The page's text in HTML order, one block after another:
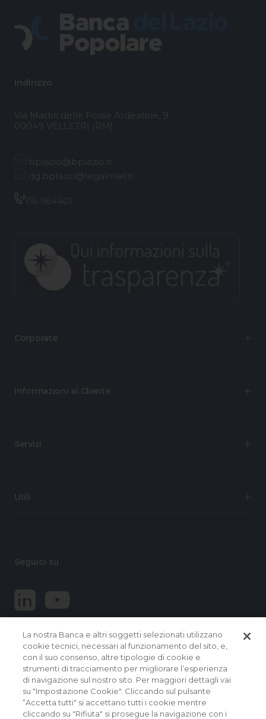
Indirizzo
Via Martiri delle Fosse Ardeatine, 9
00049 VELLETRI (RM)
bplazio@bplazio.it
dg.bplazio@legalmail.it
06 964401
Corporate
Informazioni al Cliente
Servizi
Utili
Seguici su
© 2026 Banca Popolare del Lazio.
Tutti i diritti riservati
La nostra Banca e altri soggetti selezionati utilizzano
cookie tecnici, necessari al funzionamento del sito, e,
con il suo consenso, altre tipologie di cookie e
strumenti di tracciamento per migliorare l’esperienza
di navigazione sul nostro sito. Per maggiori dettagli vai
su "Impostazione Cookie". Cliccando sul pulsante
“Accetta tutti" si accettano tutti i cookie mentre
cliccando su "Rifiuta" si prosegue la navigazione con i